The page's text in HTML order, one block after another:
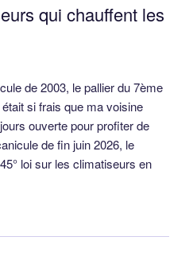
qui chauffent les
de 2003, le pallier du 7ème
si frais que ma voisine
ouverte pour profiter de
de fin juin 2026, le
loi sur les climatiseurs en